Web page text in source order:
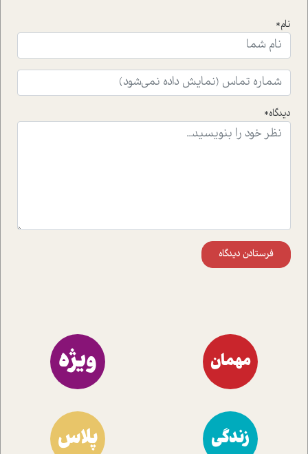
ای که به زندگی شگفت انگیز جین گودال و تاثیرات کاوش های
ایشان در حوزه ی شامپانزه ها بر زندگی امروزی ما نگاهی
افکنده است.فصل اتاق 333 شما را پای صحبت یک تجربه ی
واقعی در ارتباط با اختلال شخصیت اسکزوئید و مشکلات و نیز
راهکارهای حل آن قرار می دهد که در اتاق درمان اتفاق افتاده
موثرترین راهکارهای استفاده از هوش مصنوعی در حوزه های
نام*
دیدگاه*
فرستادن دیدگاه
مهمان ویژه
زندگی پلاس